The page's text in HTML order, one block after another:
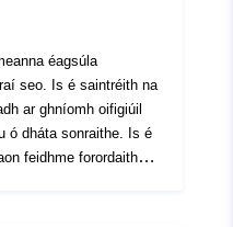
éagsúla
seo. Is é saintréith na
ar ghníomh oifigiúil
ó dháta sonraithe. Is é
feidhme forordaithe